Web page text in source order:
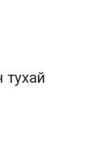
тухай